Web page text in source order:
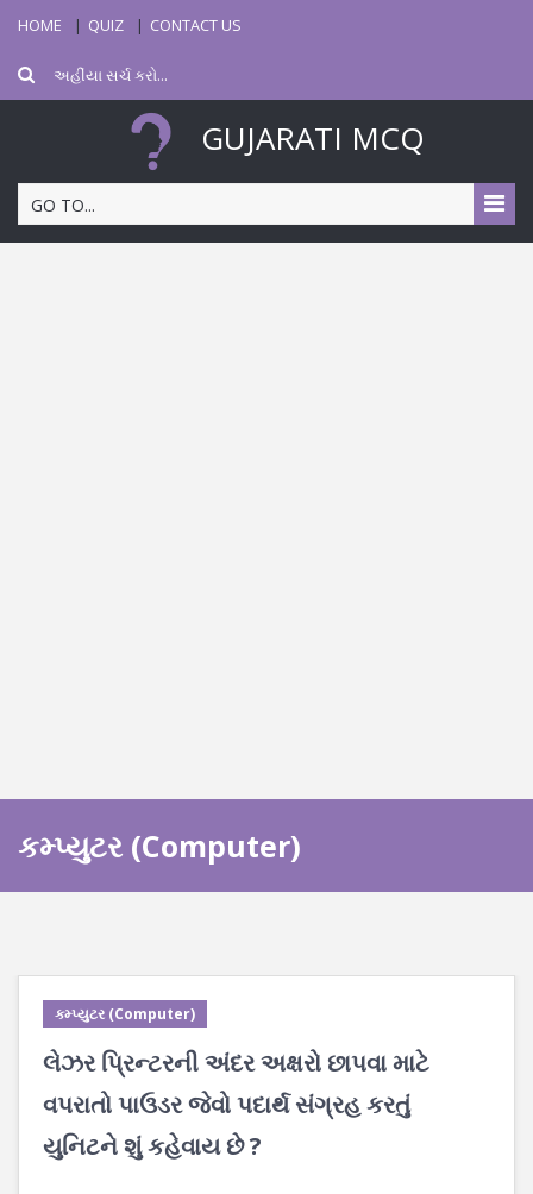
HOME QUIZ CONTACT US
GUJARATI MCQ
GO TO...
કમ્પ્યુટર (Computer)
કમ્પ્યુટર (Computer)
લેઝર પ્રિન્ટરની અંદર અક્ષરો છાપવા માટે
વપરાતો પાઉડર જેવો પદાર્થ સંગ્રહ કરતું
યુનિટને શું કહેવાય છે ?